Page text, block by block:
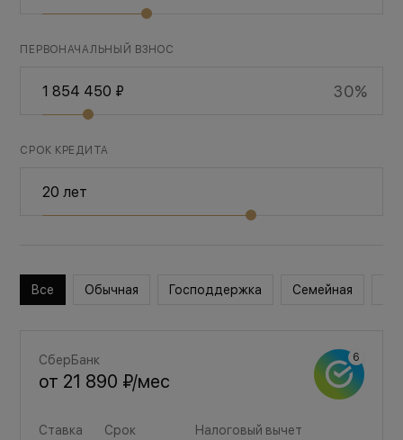
ПЕРВОНАЧАЛЬНЫЙ ВЗНОС
30%
СРОК КРЕДИТА
Все Обычная Господдержка Семейная
СберБанк
от 21 890 ₽/мес
Ставка Срок Налоговый вычет